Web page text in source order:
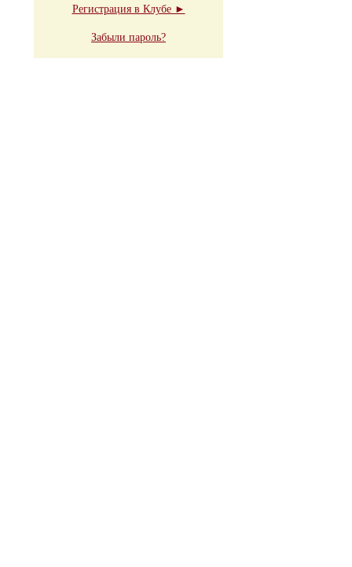
Регистрация в Клубе ►
Забыли пароль?